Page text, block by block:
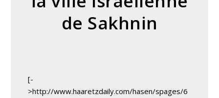
de Sakhnin
[-
>http://www.haaretzdaily.com/hasen/spages/6